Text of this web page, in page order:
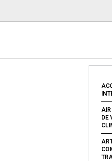
AIR
DE